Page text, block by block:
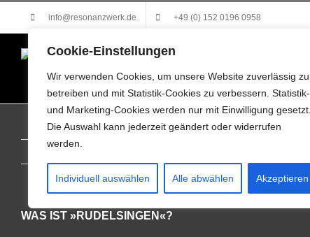
Cookie-Einstellungen
Wir verwenden Cookies, um unsere Website zuverlässig zu
betreiben und mit Statistik-Cookies zu verbessern. Statistik-
und Marketing-Cookies werden nur mit Einwilligung gesetzt.
Die Auswahl kann jederzeit geändert oder widerrufen
werden.
Individuell auswählen Alle abwählen Akzeptieren
springen
info@resonanzwerk.de +49 (0) 152 0196 0958
WAS IST »RUDELSINGEN«?